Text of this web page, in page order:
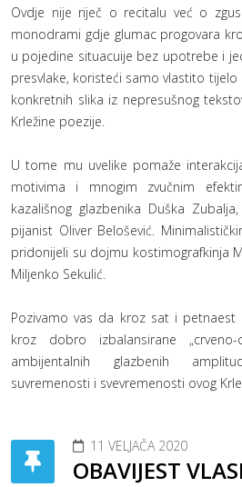
Ovdje nije riječ o recitalu već o
monodrami gdje glumac progovara
u pojedine situacuije bez upotrebe i
presvlake, koristeći samo vlastito
konkretnih slika iz nepresušnog
Krležine poezije.
U tome mu uvelike pomaže
motivima i mnogim zvučnim
kazališnog glazbenika Duška
pijanist Oliver Belošević.
pridonijeli su dojmu kostimografkinja
Miljenko Sekulić.
Pozivamo vas da kroz sat i petnaest
kroz dobro izbalansirane
ambijentalnih glazbenih
suvremenosti i svevremenosti ovog
11 VELJAČA 2020
OBAVIJEST